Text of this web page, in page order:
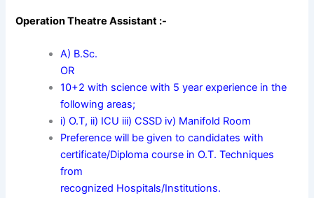
Operation Theatre Assistant :-
A) B.Sc.
OR
10+2 with science with 5 year experience in the
following areas;
i) O.T, ii) ICU iii) CSSD iv) Manifold Room
Preference will be given to candidates with
certificate/Diploma course in O.T. Techniques
from
recognized Hospitals/Institutions.